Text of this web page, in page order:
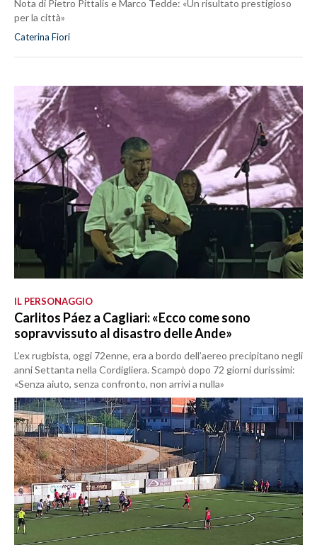
Nota di Pietro Pittalis e Marco Tedde: «Un risultato prestigioso
per la città»
Caterina Fiori
IL PERSONAGGIO
Carlitos Páez a Cagliari: «Ecco come sono
sopravvissuto al disastro delle Ande»
L’ex rugbista, oggi 72enne, era a bordo dell’aereo precipitano negli
anni Settanta nella Cordigliera. Scampò dopo 72 giorni durissimi:
«Senza aiuto, senza confronto, non arrivi a nulla»